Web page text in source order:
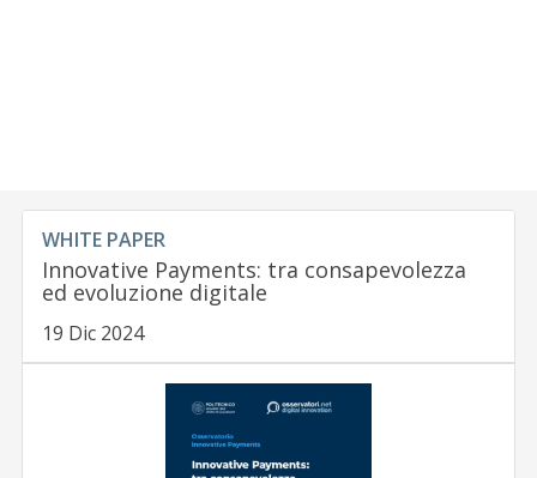
WHITE PAPER
Innovative Payments: tra consapevolezza
ed evoluzione digitale
19 Dic 2024